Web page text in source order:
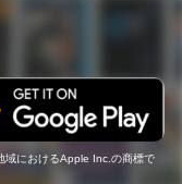
域におけるApple Inc.の商標で